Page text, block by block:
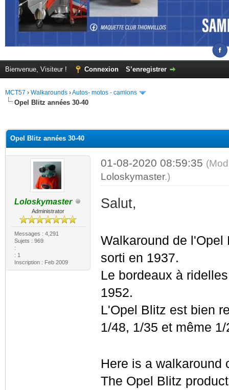
Bienvenue, Visiteur ! Connexion S’enregistrer
MCT57 › Walkarounds ›Autos- motos - camions
Opel Blitz années 30-40
Opel Blitz années 30-40
Loloskymaster
Administrator
Messages : 4,291
Sujets : 969
:
: 1
Inscription : Feb 2009
01-08-2020 08:59:35
Loloskymaster.)
Salut,
Walkaround de
sorti en 1937.
Le bordeaux à
1952.
L'Opel Blitz est bien
1/48, 1/35 et même 1/
Here is a walkaround
The Opel Blitz